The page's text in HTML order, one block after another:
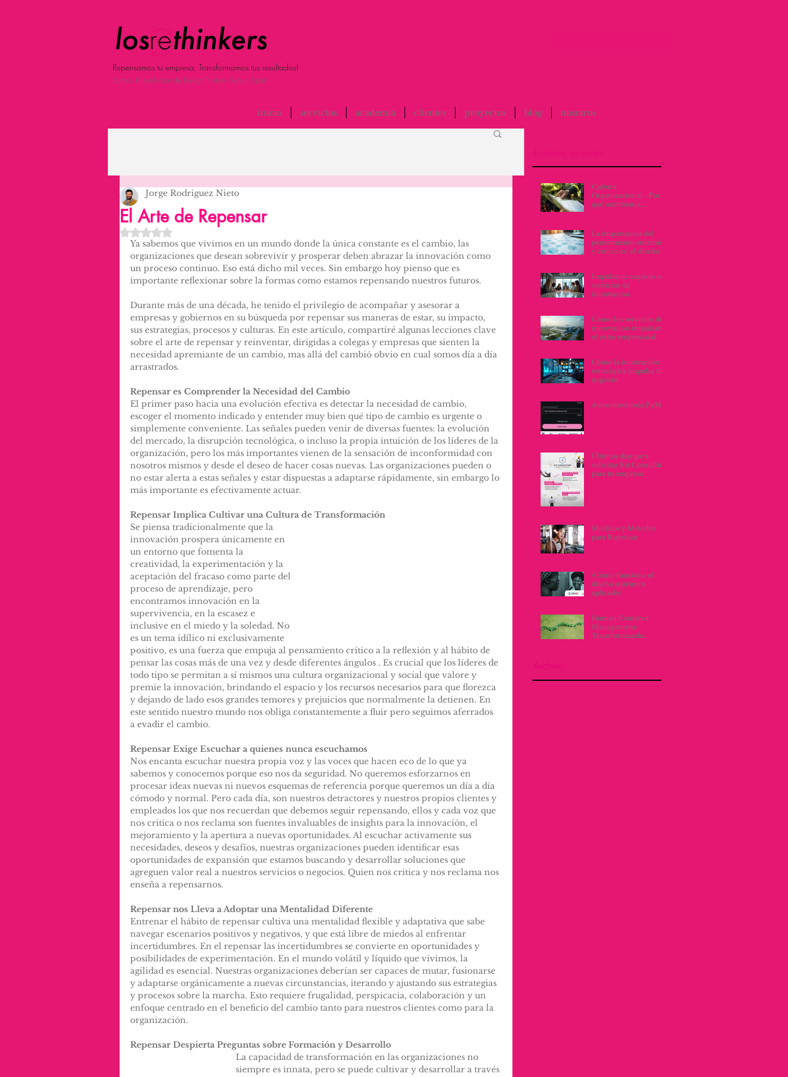
Repensamos tu empresa. Transformamos tus resultados!
Somos la evolución de DesignThinkers Group Spain
inicio servicios academia clientes proyectos blog nosotros
El Arte de Repensar
Jorge Rodriguez Nieto
Obtuvo NaN de 5 estrellas.
Ya sabemos que vivimos en un mundo donde la única constante es el cambio, las
organizaciones que desean sobrevivir y prosperar deben abrazar la innovación como
un proceso continuo. Eso está dicho mil veces. Sin embargo hoy pienso que es
importante reflexionar sobre la formas como estamos repensando nuestros futuros.
Durante más de una década, he tenido el privilegio de acompañar y asesorar a
empresas y gobiernos en su búsqueda por repensar sus maneras de estar, su impacto,
sus estrategias, procesos y culturas. En este artículo, compartiré algunas lecciones clave
sobre el arte de repensar y reinventar, dirigidas a colegas y empresas que sienten la
necesidad apremiante de un cambio, mas allá del cambió obvio en cual somos día a día
arrastrados.
Repensar es Comprender la Necesidad del Cambio
El primer paso hacia una evolución efectiva es detectar la necesidad de cambio,
escoger el momento indicado y entender muy bien qué tipo de cambio es urgente o
simplemente conveniente. Las señales pueden venir de diversas fuentes: la evolución
del mercado, la disrupción tecnológica, o incluso la propia intuición de los líderes de la
organización, pero los más importantes vienen de la sensación de inconformidad con
nosotros mismos y desde el deseo de hacer cosas nuevas. Las organizaciones pueden o
no estar alerta a estas señales y estar dispuestas a adaptarse rápidamente, sin embargo lo
más importante es efectivamente actuar.
Repensar Implica Cultivar una Cultura de Transformación
Se piensa tradicionalmente que la
innovación prospera únicamente en
un entorno que fomenta la
creatividad, la experimentación y la
aceptación del fracaso como parte del
proceso de aprendizaje, pero
encontramos innovación en la
supervivencia, en la escasez e
inclusive en el miedo y la soledad. No
es un tema idílico ni exclusivamente
positivo, es una fuerza que empuja al pensamiento crítico a la reflexión y al hábito de
pensar las cosas más de una vez y desde diferentes ángulos . Es crucial que los líderes de
todo tipo se permitan a sí mismos una cultura organizacional y social que valore y
premie la innovación, brindando el espacio y los recursos necesarios para que florezca
y dejando de lado esos grandes temores y prejuicios que normalmente la detienen. En
este sentido nuestro mundo nos obliga constantemente a fluir pero seguimos aferrados
a evadir el cambio.
Repensar Exige Escuchar a quienes nunca escuchamos
Nos encanta escuchar nuestra propia voz y las voces que hacen eco de lo que ya
sabemos y conocemos porque eso nos da seguridad. No queremos esforzarnos en
procesar ideas nuevas ni nuevos esquemas de referencia porque queremos un día a día
cómodo y normal. Pero cada día, son nuestros detractores y nuestros propios clientes y
empleados los que nos recuerdan que debemos seguir repensando, ellos y cada voz que
nos critica o nos reclama son fuentes invaluables de insights para la innovación, el
mejoramiento y la apertura a nuevas oportunidades. Al escuchar activamente sus
necesidades, deseos y desafíos, nuestras organizaciones pueden identificar esas
oportunidades de expansión que estamos buscando y desarrollar soluciones que
agreguen valor real a nuestros servicios o negocios. Quien nos critica y nos reclama nos
enseña a repensarnos.
Repensar nos Lleva a Adoptar una Mentalidad Diferente
Entrenar el hábito de repensar cultiva una mentalidad flexible y adaptativa que sabe
navegar escenarios positivos y negativos, y que está libre de miedos al enfrentar
incertidumbres. En el repensar las incertidumbres se convierte en oportunidades y
posibilidades de experimentación. En el mundo volátil y líquido que vivimos, la
agilidad es esencial. Nuestras organizaciones deberían ser capaces de mutar, fusionarse
y adaptarse orgánicamente a nuevas circunstancias, iterando y ajustando sus estrategias
y procesos sobre la marcha. Esto requiere frugalidad, perspicacia, colaboración y un
enfoque centrado en el beneficio del cambio tanto para nuestros clientes como para la
organización.
Repensar Despierta Preguntas sobre Formación y Desarrollo
La capacidad de transformación en las organizaciones no
siempre es innata, pero se puede cultivar y desarrollar a través
Cultura
Organizacional: ¿Por
qué nombrarla,
La importancia del
pensamiento sistémico
y crítico en el diseño de
Impulsa tu negocio con
servicios de
innovación
Cómo los servicios de
innovación impulsan
el éxito empresarial
Cómo la innovación
estratégica impulsa tu
negocio
Autoconsultoria PyME
Últimos días para
solicitar Kit Consulting
para tu empresa
Modelos y Métodos
para Repensar
¿Cómo funciona el
diseño sistémico
aplicado?
Human Centered
Management:
Transformando